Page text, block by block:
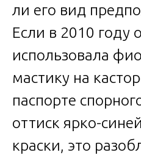
ли его вид
Если в 2010 году
использовала
мастику на
паспорте
оттиск ярко-
краски, это